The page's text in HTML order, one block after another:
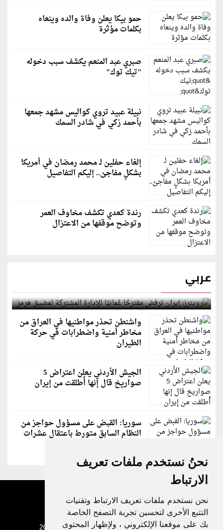
نحنُ نستخدم ملفات تعريف
الارتباط
نحن نستخدم ملفات تعريف الارتباط وتقنيات
التتبع الأخرى لتحسين تجربة التصفح الخاصة
بك على موقعنا الإلكتروني ، ولإظهار المحتوى
حمو بيكا يعلن وفاة والده وينعاه
بكلمات مؤثرة
صبري عبد المنعم يكشف سبب دخوله
"تيك توك"
نبيلة عبيد تروي كواليس مشهد جمعها
بأحمد زكي في شادر السمك
إلغاء حفلين لـ محمد رمضان في أمريكا
بشكلٍ مفاجئ.. إليكم التفاصيل
رندة كعدي تكشف مخاوف العمر
وتوضح موقفها من الاعتزال
عربي
رويترز: إيران ترفض مقترحًا عُمانيًا للإدارة المشتركة
لمضيق هرمز
واشنطن تحذر مواطنيها في العراق من
مخاطر أمنية واضطرابات في حركة
الطيران
الجيش الأردني يعلن اعتراض 5
صواريخ قال إنها أُطلقت من إيران
سوريا: القبض على مسؤول حواجز من
النظام السابق متورط باعتقال عشرات
جميع الحقوق محفوظة لدنيا الوطن © 2003 - 2022